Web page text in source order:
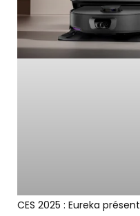
CES 2025 : Eureka